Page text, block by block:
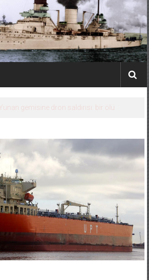
Yunan gemisine dron saldırısı: bir ölü